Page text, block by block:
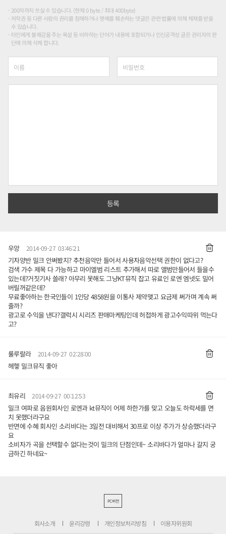
200자까지 쓰실 수 있습니다. (현재 0 byte / 최대 400byte)
저작권 등 다른 사람의 권리를 침해하거나 명예를 훼손하는 댓글은 관련 법률에 의해 제재를 받을
수 있습니다.
타인에게 불쾌감을 주는 욕설 등 비하하는 단어가 내용에 포함되거나 인신공격성 글은 관리자의 판
단에 의해 삭제 합니다.
우앙 2014-09-27 03:46:21
기자양반 밀크 안써봤지? 추천음악만 들어서 사용자음악선택 권한이 없다고?
검색 가수 제목 다 가능하고 마이엘범 리스트 추가해서 따로 앨범만들어서 들을수
있는데?거짓기사 쓸래? 아무리 못해도 그냥KT뮤직 잡고 유료인 로엔 엠넷도 밀어
버릴꺼같은데?
무료좋아하는 한국인들이 1인당 4858원을 이통사 제약맺고 요금제 써가며 계속 써
줄까?
광고로 수익을 낸다?갤럭시 시리즈 판매마케팅인데 허접하게 광고수익따위 먹는다
고?
룰루랄라 2014-09-27 02:28:00
헤헿 밀크뮤직 좋아
최유리 2014-09-27 00:12:53
밀크 여파로 음원회사인 로엔과 kt뮤직이 어제 하한가를 맞고 오늘도 하락세를 면
치 못했더라구요
반면에 수혜 회사인 소리바다는 3일전 대비해서 30프로 이상 주가가 상승했더라구
요
소비자가 곡을 선택할수 없다는것이 밀크의 단점인데~ 소리바다가 얼마나 갈지 궁
금하긴 하네요~
PC버전
회사소개 윤리강령 개인정보처리방침 이용자위원회